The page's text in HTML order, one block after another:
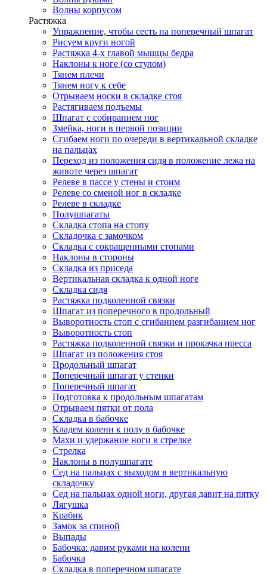
Волны корпусом
Растяжка
Упражнение, чтобы сесть на поперечный шпагат
Рисуем круги ногой
Растяжка 4-х главой мышцы бедра
Наклоны к ноге (со стулом)
Тянем плечи
Тянем ногу к себе
Отрываем носки в складке стоя
Растягиваем подъемы
Шпагат с собиранием ног
Змейка, ноги в первой позиции
Сгибаем ноги по очереди в вертикальной складке
на пальцах
Переход из положения сидя в положение лежа на
животе через шпагат
Релеве в пассе у стены и стоим
Релеве со сменой ног в складке
Релеве в складке
Полушпагаты
Складка стопа на стопу
Складочка с замочком
Складка с сокращенными стопами
Наклоны в стороны
Складка из приседа
Вертикальная складка к одной ноге
Складка сидя
Растяжка подколенной связки
Шпагат из поперечного в продольный
Выворотность стоп с сгибанием разгибанием ног
Выворотность стоп
Растяжка подколенной связки и прокачка пресса
Шпагат из положения стоя
Продольный шпагат
Поперечный шпагат у стенки
Поперечный шпагат
Подготовка к продольным шпагатам
Отрываем пятки от пола
Складка в бабочке
Кладем колени к полу в бабочке
Махи и удержание ноги в стрелке
Стрелка
Наклоны в полушпагате
Сед на пальцах с выходом в вертикальную
складочку
Сед на пальцах одной ноги, другая давит на пятку
Лягушка
Крабик
Замок за спиной
Выпады
Бабочка: давим руками на колени
Бабочка
Складка в поперечном шпагате